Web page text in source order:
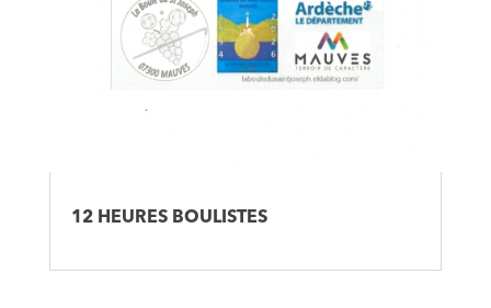
12 HEURES BOULISTES